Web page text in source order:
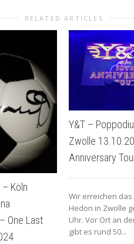
RELATED ARTICLES
Köln
One Last
Y&T –
Zwolle
Anniversary
Wir erreichen
Hedon in Zwolle
Uhr. Vor Ort an
gibt es rund 50...